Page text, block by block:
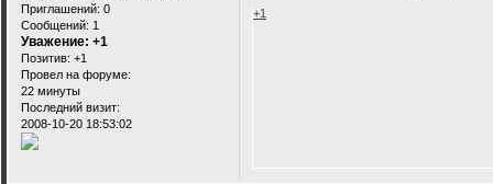
Приглашений: 0
Сообщений: 1
Уважение: +1
Позитив: +1
Провел на форуме:
22 минуты
Последний визит:
2008-10-20 18:53:02
+1